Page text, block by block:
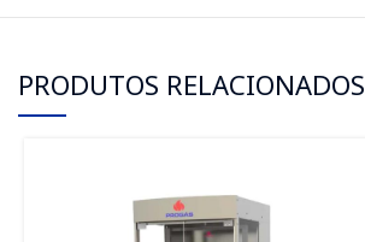
PRODUTOS RELACIONADOS